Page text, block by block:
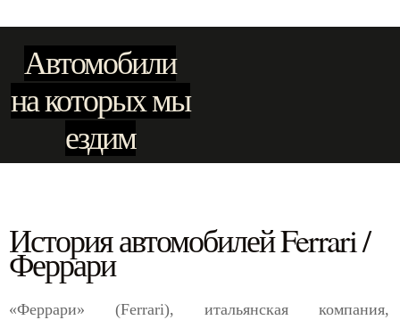
Автомобили
на которых мы
ездим
История автомобилей Ferrari /
Феррари
«Феррари» (Ferrari), итальянская компания,